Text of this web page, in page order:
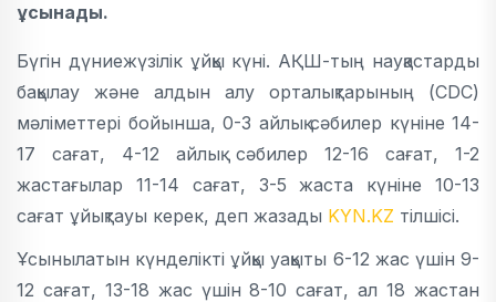
ұсынады.
Бүгін дүниежүзілік ұйқы күні. АҚШ-тың науқастарды
бақылау және алдын алу орталықтарының (CDC)
мәліметтері бойынша, 0-3 айлық сәбилер күніне 14-
17 сағат, 4-12 айлық сәбилер 12-16 сағат, 1-2
жастағылар 11-14 сағат, 3-5 жаста күніне 10-13
сағат ұйықтауы керек, деп жазады KYN.KZ тілшісі.
Ұсынылатын күнделікті ұйқы уақыты 6-12 жас үшін 9-
12 сағат, 13-18 жас үшін 8-10 сағат, ал 18 жастан